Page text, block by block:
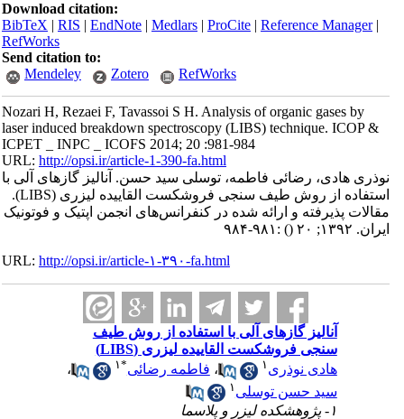
Download citation:
BibTeX|RIS|EndNote|Medlars|ProCite|Reference Manager
RefWorks
Send citation to:
Mendeley
Zotero RefWorks
Nozari H, Rezaei F, Tavassoi S H. Analysis of organic gases by
laser induced breakdown spectroscopy (LIBS) technique. ICOP &
ICPET _ INPC _ ICOFS 2014; 20 :981-984
URL:http://opsi.ir/article-1-390-fa.html
نوذری هادی، رضائی فاطمه، توسلی سید حسن. آنالیز گازهای آلی با
استفاده از روش طیف سنجی فروشکست القاییده لیزری (LIBS).
مقالات پذیرفته و ارائه شده در کنفرانس‌های انجمن اپتیک و فوتونیک
ایران. ۱۳۹۲; ۲۰
() :۹۸۱-۹۸۴
URL:http://opsi.ir/article-۱-۳۹۰-fa.html
آنالیز گازهای آلی با استفاده از روش طیف
سنجی فروشکست القاییده لیزری (LIBS)
هادی نوذری۱ ،فاطمه رضائی ۱
،
سید حسن توسلی